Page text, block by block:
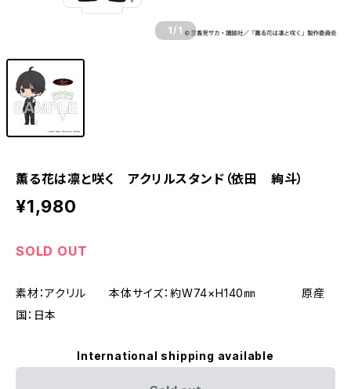
1 /1
薫る花は凛と咲く アクリルスタンド（依田 絢斗）
¥1,980
SOLD OUT
素材：アクリル 本体サイズ：約W74×H140㎜ 原産
国：日本
International shipping available